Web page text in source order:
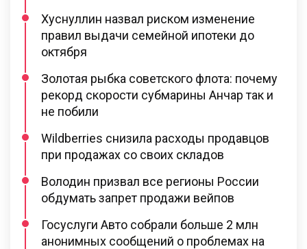
Хуснуллин назвал риском изменение
правил выдачи семейной ипотеки до
октября
Золотая рыбка советского флота: почему
рекорд скорости субмарины Анчар так и
не побили
Wildberries снизила расходы продавцов
при продажах со своих складов
Володин призвал все регионы России
обдумать запрет продажи вейпов
Госуслуги Авто собрали больше 2 млн
анонимных сообщений о проблемах на